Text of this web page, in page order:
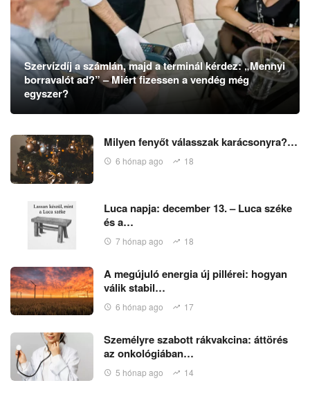
Szervízdíj a számlán, majd a terminál kérdez: „Mennyi
borravalót ad?” – Miért fizessen a vendég még
egyszer?
Milyen fenyőt válasszak karácsonyra?…
6 hónap ago 18
Luca napja: december 13. – Luca széke
és a…
7 hónap ago 18
A megújuló energia új pillérei: hogyan
válik stabil…
6 hónap ago 17
Személyre szabott rákvakcina: áttörés
az onkológiában…
5 hónap ago 14